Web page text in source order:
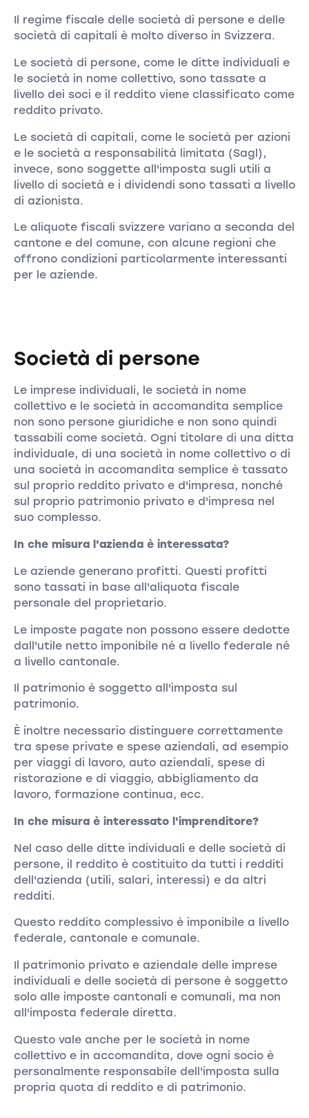
Il regime fiscale delle società di persone e delle
società di capitali è molto diverso in Svizzera.
Le società di persone, come le ditte individuali e
le società in nome collettivo, sono tassate a
livello dei soci e il reddito viene classificato come
reddito privato.
Le società di capitali, come le società per azioni
e le società a responsabilità limitata (Sagl),
invece, sono soggette all'imposta sugli utili a
livello di società e i dividendi sono tassati a livello
di azionista.
Le aliquote fiscali svizzere variano a seconda del
cantone e del comune, con alcune regioni che
offrono condizioni particolarmente interessanti
per le aziende.
Società di persone
Le imprese individuali, le società in nome
collettivo e le società in accomandita semplice
non sono persone giuridiche e non sono quindi
tassabili come società. Ogni titolare di una ditta
individuale, di una società in nome collettivo o di
una società in accomandita semplice è tassato
sul proprio reddito privato e d'impresa, nonché
sul proprio patrimonio privato e d'impresa nel
suo complesso.
In che misura l'azienda è interessata?
Le aziende generano profitti. Questi profitti
sono tassati in base all'aliquota fiscale
personale del proprietario.
Le imposte pagate non possono essere dedotte
dall'utile netto imponibile né a livello federale né
a livello cantonale.
Il patrimonio è soggetto all'imposta sul
patrimonio.
È inoltre necessario distinguere correttamente
tra spese private e spese aziendali, ad esempio
per viaggi di lavoro, auto aziendali, spese di
ristorazione e di viaggio, abbigliamento da
lavoro, formazione continua, ecc.
In che misura è interessato l'imprenditore?
Nel caso delle ditte individuali e delle società di
persone, il reddito è costituito da tutti i redditi
dell'azienda (utili, salari, interessi) e da altri
redditi.
Questo reddito complessivo è imponibile a livello
federale, cantonale e comunale.
Il patrimonio privato e aziendale delle imprese
individuali e delle società di persone è soggetto
solo alle imposte cantonali e comunali, ma non
all'imposta federale diretta.
Questo vale anche per le società in nome
collettivo e in accomandita, dove ogni socio è
personalmente responsabile dell'imposta sulla
propria quota di reddito e di patrimonio.